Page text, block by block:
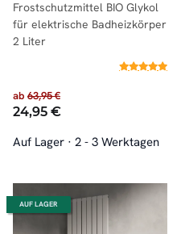
Frostschutzmittel BIO Glykol
für elektrische Badheizkörper
2 Liter
ab 63,95 €
24,95 €
Auf Lager · 2 - 3 Werktagen
AUF LAGER